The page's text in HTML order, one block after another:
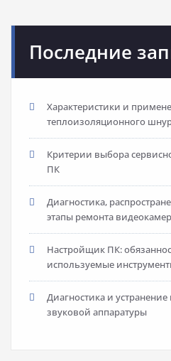
Последние
Характеристики и
теплоизоляционного
Критерии выбора
ПК
Диагностика,
этапы ремонта видеокамер
Настройщик ПК:
используемые
Диагностика и
звуковой аппаратуры